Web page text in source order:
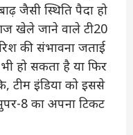
जैसी स्थिति पैदा हो
खेले जाने वाले टी20
की संभावना जताई
हो सकता है या फिर
टीम इंडिया को इससे
8 का अपना टिकट